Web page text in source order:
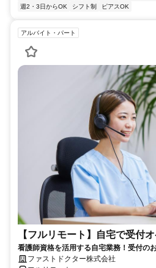
週2・3日からOK
シフト制 ピアスOK
アルバイト・パート
【フルリモート】自宅で受付
看護師資格を活用する自宅業務！受付の
ファストドクター株式会社